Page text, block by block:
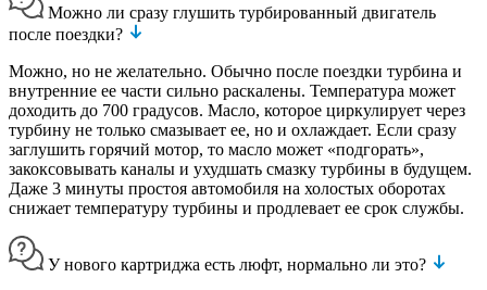
Можно ли сразу глушить турбированный двигатель
после поездки?
Можно, но не желательно. Обычно после поездки турбина и
внутренние ее части сильно раскалены. Температура может
доходить до 700 градусов. Масло, которое циркулирует через
турбину не только смазывает ее, но и охлаждает. Если сразу
заглушить горячий мотор, то масло может «подгорать»,
закоксовывать каналы и ухудшать смазку турбины в будущем.
Даже 3 минуты простоя автомобиля на холостых оборотах
снижает температуру турбины и продлевает ее срок службы.
У нового картриджа есть люфт, нормально ли это?